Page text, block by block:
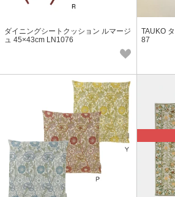
ダイニングシートクッション ルマージ
ュ 45×43cm LN1076
TAUKO
87